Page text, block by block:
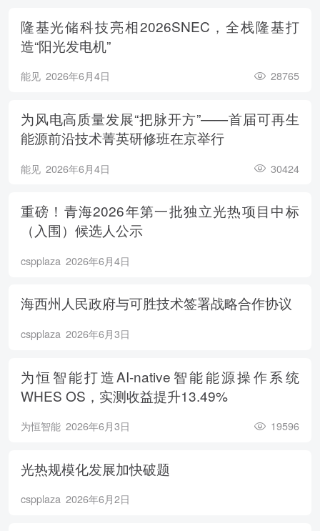
隆基光储科技亮相2026SNEC，全栈隆基打
造“阳光发电机”
能见 2026年6月4日 28765
为风电高质量发展“把脉开方”——首届可再生
能源前沿技术菁英研修班在京举行
能见 2026年6月4日 30424
重磅！青海2026年第一批独立光热项目中标
（入围）候选人公示
cspplaza 2026年6月4日
海西州人民政府与可胜技术签署战略合作协议
cspplaza 2026年6月3日
为恒智能打造AI-native智能能源操作系统
WHES OS，实测收益提升13.49%
为恒智能 2026年6月3日 19596
光热规模化发展加快破题
cspplaza 2026年6月2日